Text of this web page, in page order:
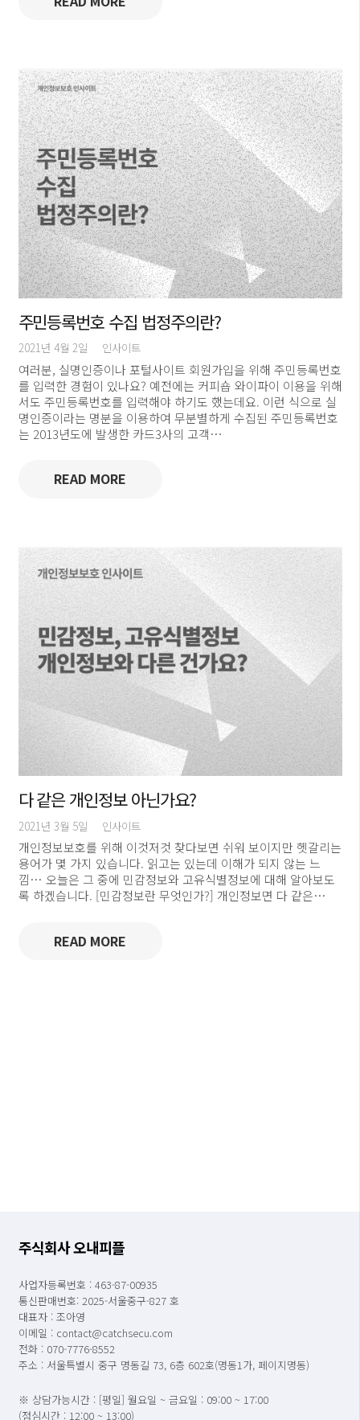
주민등록번호 수집 법정주의란?
2021년 4월 2일 인사이트
여러분, 실명인증이나 포털사이트 회원가입을 위해 주민등록번호
를 입력한 경험이 있나요? 예전에는 커피숍 와이파이 이용을 위해
서도 주민등록번호를 입력해야 하기도 했는데요. 이런 식으로 실
명인증이라는 명분을 이용하여 무분별하게 수집된 주민등록번호
는 2013년도에 발생한 카드3사의 고객…
READ MORE
다 같은 개인정보 아닌가요?
2021년 3월 5일 인사이트
개인정보보호를 위해 이것저것 찾다보면 쉬워 보이지만 헷갈리는
용어가 몇 가지 있습니다. 읽고는 있는데 이해가 되지 않는 느
낌… 오늘은 그 중에 민감정보와 고유식별정보에 대해 알아보도
록 하겠습니다. [민감정보란 무엇인가?] 개인정보면 다 같은…
READ MORE
주식회사 오내피플
사업자등록번호 : 463-87-00935
통신판매번호: 2025-서울중구-827 호
대표자 : 조아영
이메일 : contact@catchsecu.com
전화 : 070-7776-8552
주소 : 서울특별시 중구 명동길 73, 6층 602호(명동1가, 페이지명동)
※ 상담가능시간 : [평일] 월요일 ~ 금요일 : 09:00 ~ 17:00
(점심시간 : 12:00 ~ 13:00)